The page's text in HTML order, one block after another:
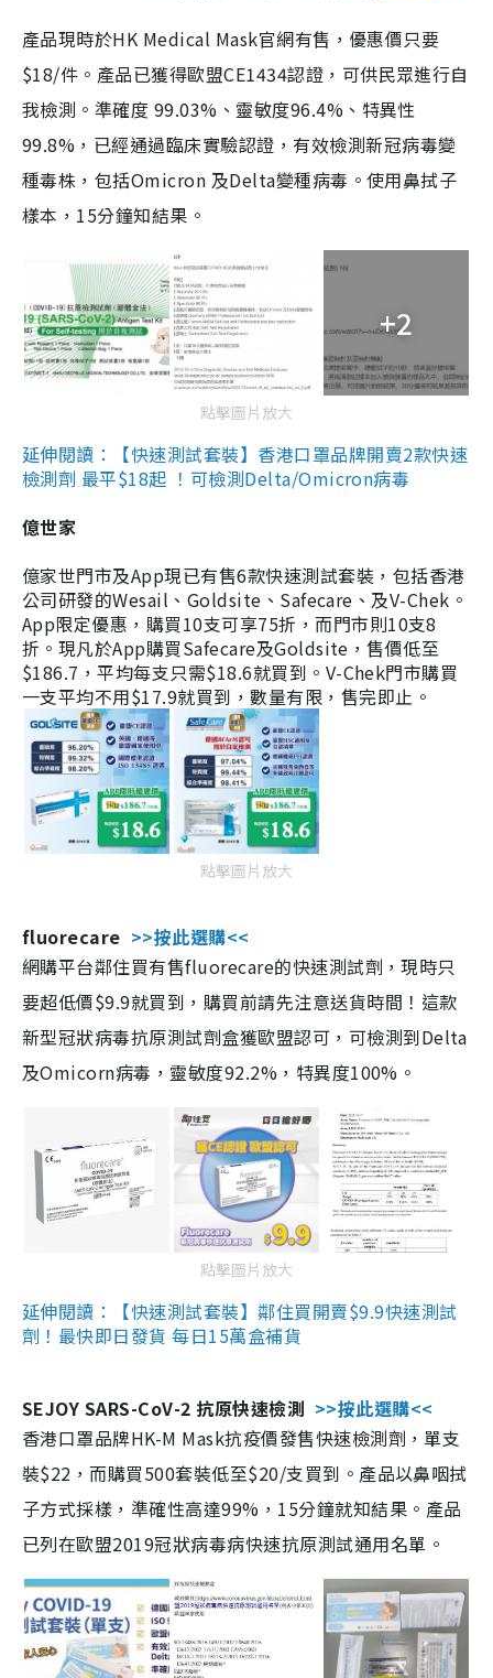
產品現時於HK Medical Mask官網有售，優惠價只要
$18/件。產品已獲得歐盟CE1434認證，可供民眾進行自
我檢測。準確度 99.03%、靈敏度96.4%、特異性
99.8%，已經通過臨床實驗認證，有效檢測新冠病毒變
種毒株，包括Omicron 及Delta變種病毒。使用鼻拭子
樣本，15分鐘知結果。
+2
點擊圖片放大
延伸閱讀：【快速測試套裝】香港口罩品牌開賣2款快速
檢測劑 最平$18起 ！可檢測Delta/Omicron病毒
億世家
億家世門市及App現已有售6款快速測試套裝，包括香港
公司研發的Wesail、Goldsite、Safecare、及V-Chek。
App限定優惠，購買10支可享75折，而門市則10支8
折。現凡於App購買Safecare及Goldsite，售價低至
$186.7，平均每支只需$18.6就買到。V-Chek門市購買
一支平均不用$17.9就買到，數量有限，售完即止。
點擊圖片放大
fluorecare >>按此選購<<
網購平台鄰住買有售fluorecare的快速測試劑，現時只
要超低價$9.9就買到，購買前請先注意送貨時間！這款
新型冠狀病毒抗原測試劑盒獲歐盟認可，可檢測到Delta
及Omicorn病毒，靈敏度92.2%，特異度100%。
點擊圖片放大
延伸閱讀：【快速測試套裝】鄰住買開賣$9.9快速測試
劑！最快即日發貨 每日15萬盒補貨
SEJOY SARS-CoV-2 抗原快速檢測 >>按此選購<<
香港口罩品牌HK-M Mask抗疫價發售快速檢測劑，單支
裝$22，而購買500套裝低至$20/支買到。產品以鼻咽拭
子方式採樣，準確性高達99%，15分鐘就知結果。產品
已列在歐盟2019冠狀病毒病快速抗原測試通用名單。